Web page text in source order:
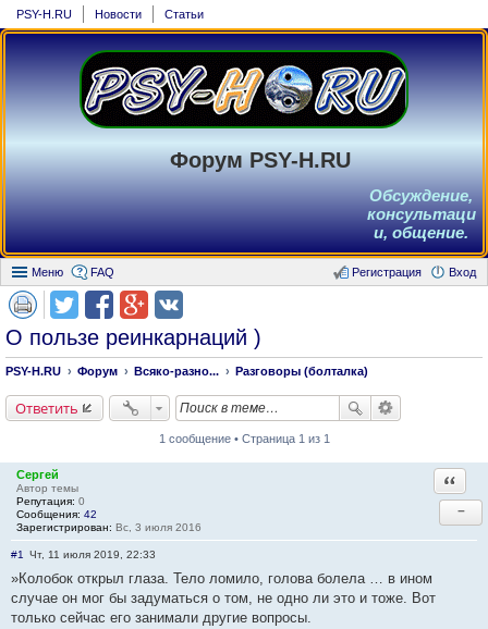
PSY-H.RU Новости Статьи
Форум PSY-H.RU
Обсуждение,
консультаци
и, общение.
Меню FAQ Вход
Регистрация
О пользе реинкарнаций )
PSY-H.RU Форум Всяко-разно... Разговоры (болталка)
Ответить
1 сообщение • Страница 1 из 1
Сергей
Автор темы
Репутация: 0
Сообщения: 42
Зарегистрирован: Вс, 3 июля 2016
−
#1 Чт, 11 июля 2019, 22:33
»Колобок открыл глаза. Тело ломило, голова болела … в ином
случае он мог бы задуматься о том, не одно ли это и тоже. Вот
только сейчас его занимали другие вопросы.